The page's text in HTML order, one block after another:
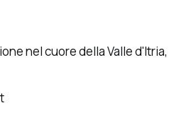
nel cuore della Valle d'Itria,